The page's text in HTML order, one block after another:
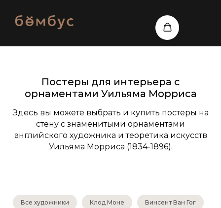
Постеры для интерьера с
орнаментами Уильяма Морриса
Здесь вы можете выбрать и купить постеры на
стену с знаменитыми орнаментами
английского художника и теоретика искусств
Уильяма Морриса (1834-1896).
Все художники Клод Моне Винсент Ван Гог